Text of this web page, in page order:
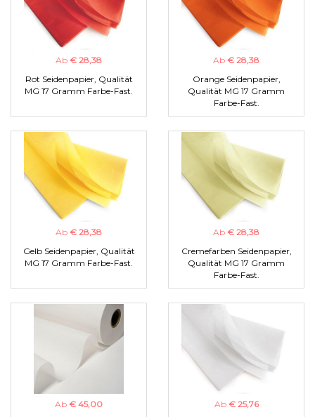
Ab € 28,38
Rot Seidenpapier, Qualität
MG 17 Gramm Farbe-Fast.
Ab € 28,38
Orange Seidenpapier,
Qualität MG 17 Gramm
Farbe-Fast.
Ab € 28,38
Gelb Seidenpapier, Qualität
MG 17 Gramm Farbe-Fast.
Ab € 28,38
Cremefarben Seidenpapier,
Qualität MG 17 Gramm
Farbe-Fast.
Ab € 45,00
Ab € 25,76